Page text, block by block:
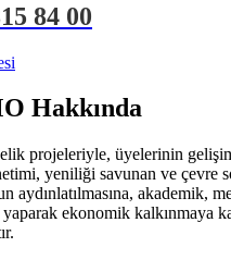
84 00
Hakkında
projeleriyle, üyelerinin
yeniliği savunan ve çevre
aydınlatılmasına, akademik,
ekonomik kalkınmaya